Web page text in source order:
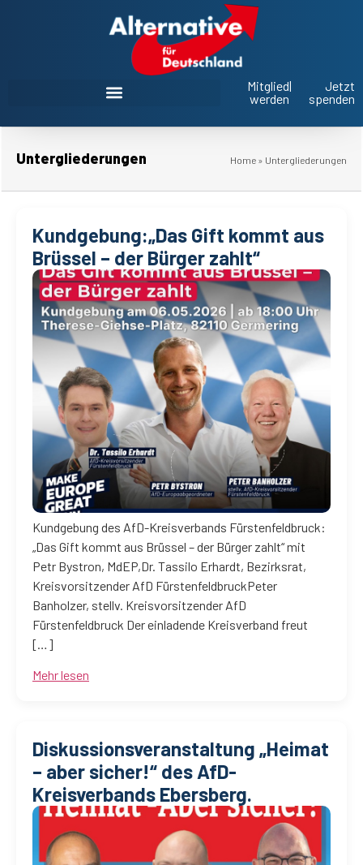
Mitglied
werden
|
Jetzt
spenden
Untergliederungen Home » Untergliederungen
Kundgebung:„Das Gift kommt aus
Brüssel – der Bürger zahlt“
Kundgebung des AfD-Kreisverbands Fürstenfeldbruck:
„Das Gift kommt aus Brüssel – der Bürger zahlt“ mit
Petr Bystron, MdEP,Dr. Tassilo Erhardt, Bezirksrat,
Kreisvorsitzender AfD FürstenfeldbruckPeter
Banholzer, stellv. Kreisvorsitzender AfD
Fürstenfeldbruck Der einladende Kreisverband freut
[…]
Mehr lesen
Diskussionsveranstaltung „Heimat
– aber sicher!“ des AfD-
Kreisverbands Ebersberg.